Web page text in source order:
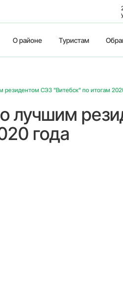
О районе Туристам
резидентом СЭЗ "Витебск" по итогам
лучшим
года